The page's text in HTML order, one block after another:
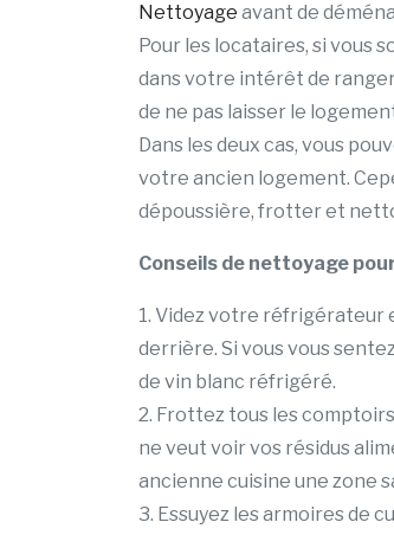
Nettoyage avant de
Pour les locataires, si vous
dans votre intérêt de
de ne pas laisser le
Dans les deux cas, vous
votre ancien logement.
dépoussière, frotter et
Conseils de nettoyage
1. Videz votre réfrigérateur
derrière. Si vous vous
de vin blanc réfrigéré.
2. Frottez tous les
ne veut voir vos résidus
ancienne cuisine une zone
3. Essuyez les armoires de